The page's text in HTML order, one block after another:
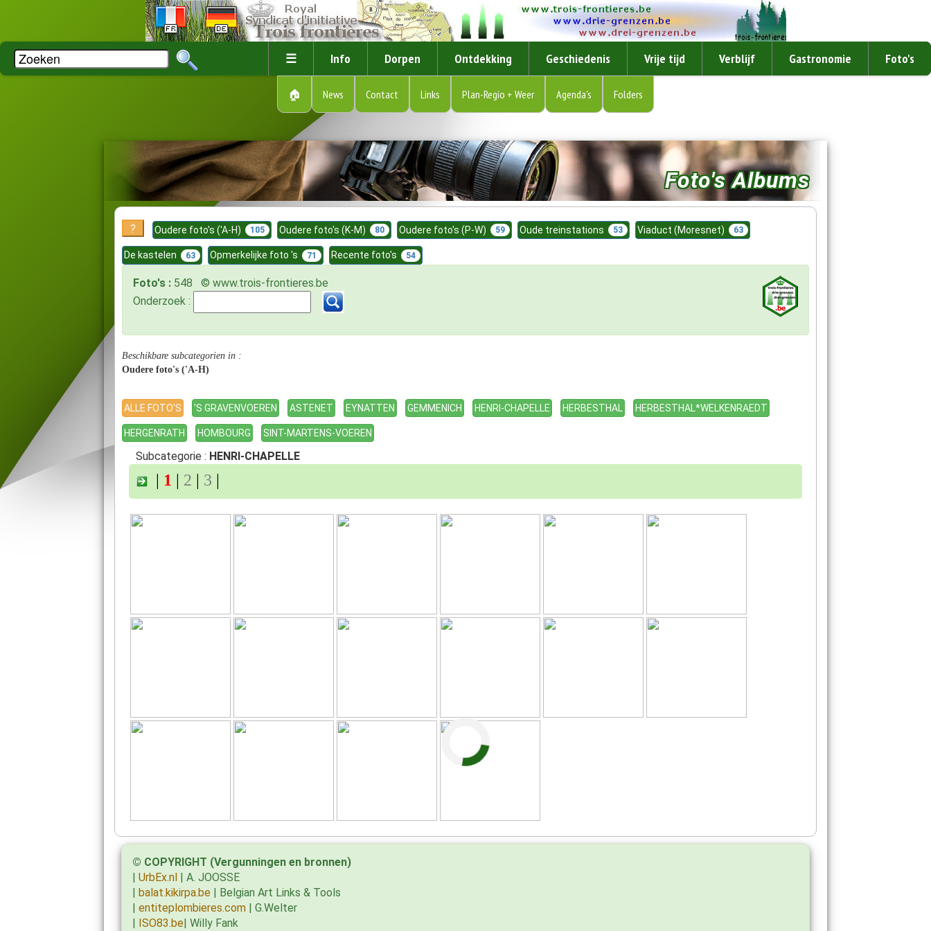
☰ Info Dorpen Ontdekking Geschiedenis Vrije tijd Verblijf Gastronomie Foto's
🏠 News Contact Links Plan-Regio + Weer Agenda's Folders
Foto's Albums
? Oudere foto's ('A-H) 105 Oudere foto's (K-M) 80 Oudere foto's (P-W) 59 Oude treinstations 53 Viaduct (Moresnet) 63
De kastelen 63 Opmerkelijke foto 's 71 Recente foto's 54
Foto's : 548 © www.trois-frontieres.be
Onderzoek :
Beschikbare subcategorien in :
Oudere foto's ('A-H)
ALLE FOTO'S 'S GRAVENVOEREN ASTENET EYNATTEN GEMMENICH HENRI-CHAPELLE HERBESTHAL HERBESTHAL*WELKENRAEDT
HERGENRATH HOMBOURG SINT-MARTENS-VOEREN
Subcategorie : HENRI-CHAPELLE
| 1 | 2 | 3 |
© COPYRIGHT (Vergunningen en bronnen)
|UrbEx.nl | A. JOOSSE
|balat.kikirpa.be | Belgian Art Links & Tools
|entiteplombieres.com | G.Welter
| ISO83.be| Willy Fank